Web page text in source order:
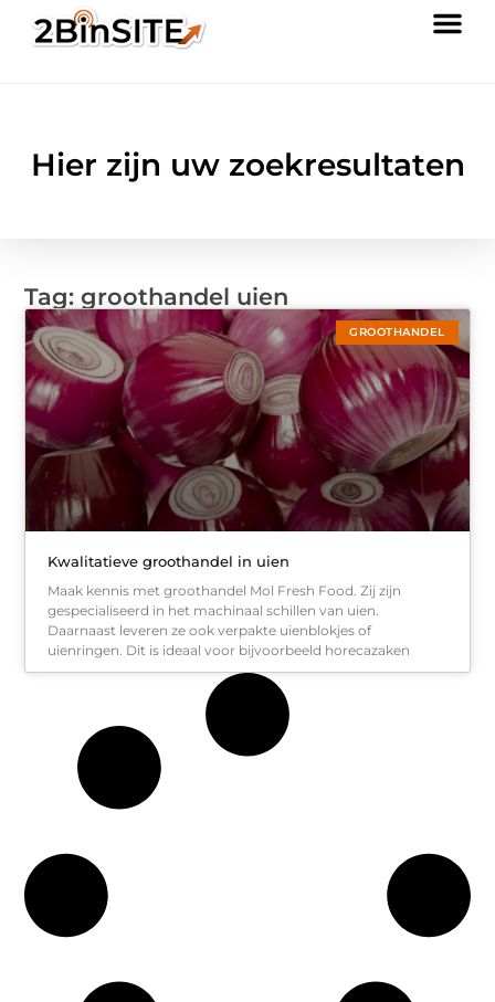
Hier zijn uw zoekresultaten
Tag: groothandel uien
GROOTHANDEL
Kwalitatieve groothandel in uien
Maak kennis met groothandel Mol Fresh Food. Zij zijn
gespecialiseerd in het machinaal schillen van uien.
Daarnaast leveren ze ook verpakte uienblokjes of
uienringen. Dit is ideaal voor bijvoorbeeld horecazaken